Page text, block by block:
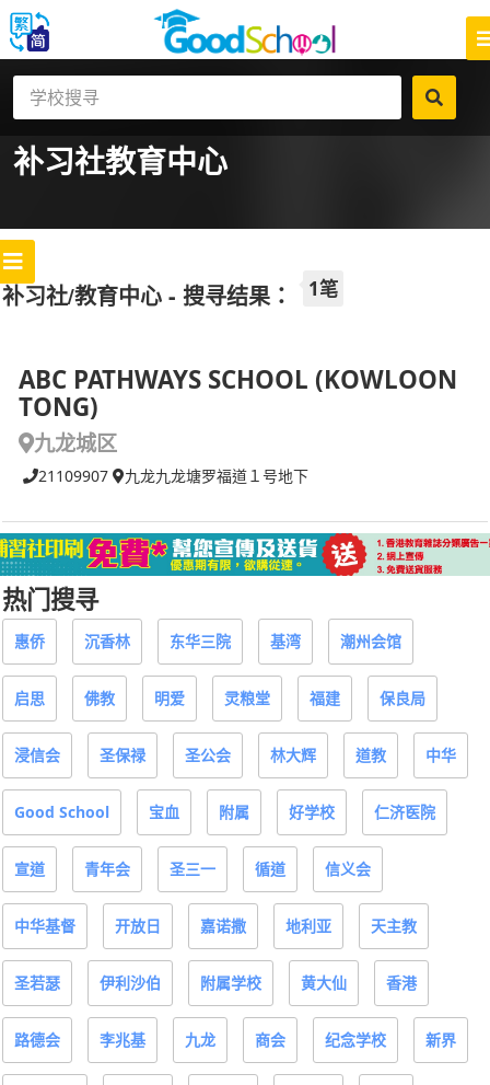
补习社教育中心
补习社/教育中心 - 搜寻结果： 1笔
ABC PATHWAYS SCHOOL (KOWLOON
TONG)
九龙城区
21109907 九龙九龙塘罗福道１号地下
热门搜寻
惠侨 沉香林 东华三院 基湾 潮州会馆
启思 佛教 明爱 灵粮堂 福建 保良局
浸信会 圣保禄 圣公会 林大辉 道教 中华
Good School 宝血 附属 好学校 仁济医院
宣道 青年会 圣三一 循道 信义会
中华基督 开放日 嘉诺撒 地利亚 天主教
圣若瑟 伊利沙伯 附属学校 黄大仙 香港
路德会 李兆基 九龙 商会 纪念学校 新界